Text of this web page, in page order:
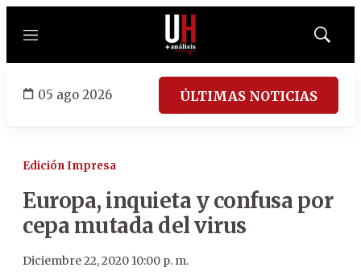
Menú
Mostrar
05 ago 2026 ÚLTIMAS NOTICIAS
Edición Impresa
Europa, inquieta y confusa por
cepa mutada del virus
Diciembre 22, 2020 10:00 p. m.